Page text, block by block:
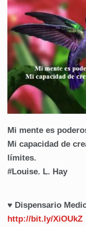
Mi mente es
Mi capacidad de
límites.
#Louise. L. Hay
♥ Dispensario
http://bit.ly/XiOUkZ